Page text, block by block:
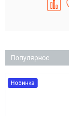
Популярное
Новинка